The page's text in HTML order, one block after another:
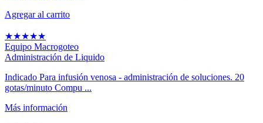
Agregar al carrito
★★★★★
Equipo Macrogoteo
Administración de Liquido
Indicado Para infusión venosa - administración de soluciones. 20
gotas/minuto Compu ...
Más información